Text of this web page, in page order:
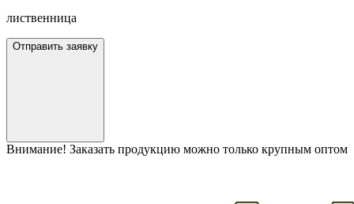
лиственница
Отправить заявку
Внимание! Заказать продукцию можно только крупным оптом